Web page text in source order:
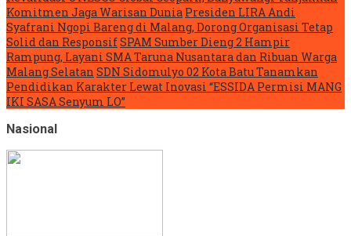
Komitmen Jaga Warisan Dunia Presiden LIRA Andi
Syafrani Ngopi Bareng di Malang, Dorong Organisasi Tetap
Solid dan ResponsifSPAM Sumber Dieng 2 Hampir
Rampung, Layani SMA Taruna Nusantara dan Ribuan Warga
Malang Selatan SDN Sidomulyo 02 Kota Batu Tanamkan
Pendidikan Karakter Lewat Inovasi “ESSIDA Permisi MANG
IKI SASA Senyum LO”
Nasional